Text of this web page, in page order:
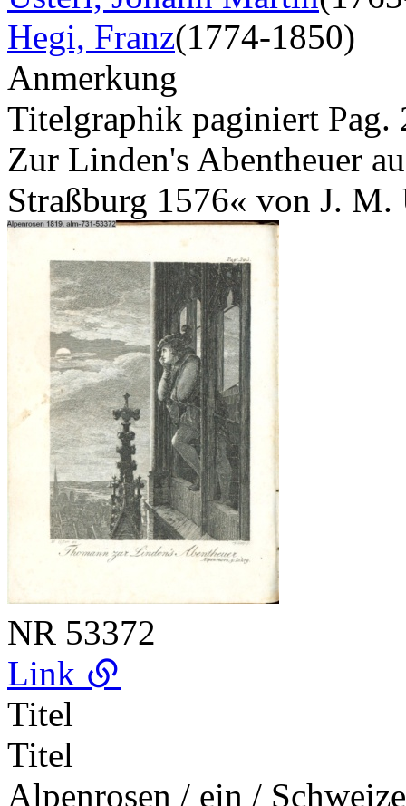
Hegi, Franz(1774-1850)
Anmerkung
Titelgraphik paginiert
Zur Linden's Abentheuer
Straßburg 1576« von J.
NR 53372
Link
Titel
Titel
Alpenrosen / ein /